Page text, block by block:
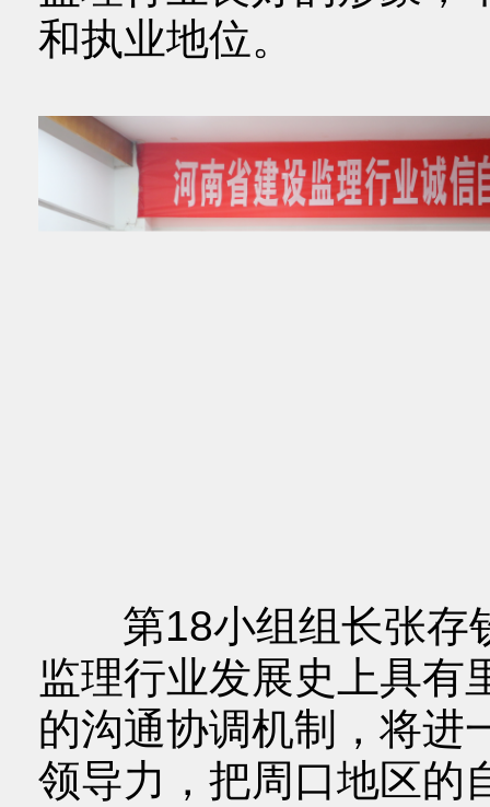
和执业地位。
第18小组组长张存
监理行业发展史上具有
的沟通协调机制，将进
领导力，把周口地区的